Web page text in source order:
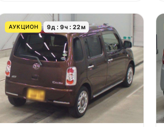
АУКЦИОН 9д 9ч 22м